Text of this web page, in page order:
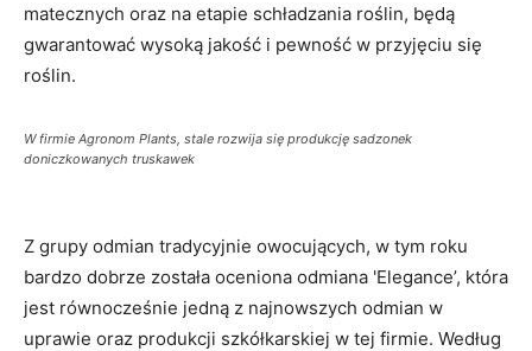
matecznych oraz na etapie schładzania roślin, będą
gwarantować wysoką jakość i pewność w przyjęciu się
roślin.
W firmie Agronom Plants, stale rozwija się produkcję sadzonek
doniczkowanych truskawek
Z grupy odmian tradycyjnie owocujących, w tym roku
bardzo dobrze została oceniona odmiana 'Elegance’, która
jest równocześnie jedną z najnowszych odmian w
uprawie oraz produkcji szkółkarskiej w tej firmie. Według